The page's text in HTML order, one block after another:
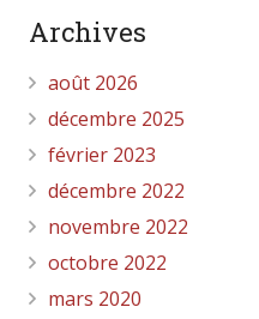
Archives
août 2026
décembre 2025
février 2023
décembre 2022
novembre 2022
octobre 2022
mars 2020